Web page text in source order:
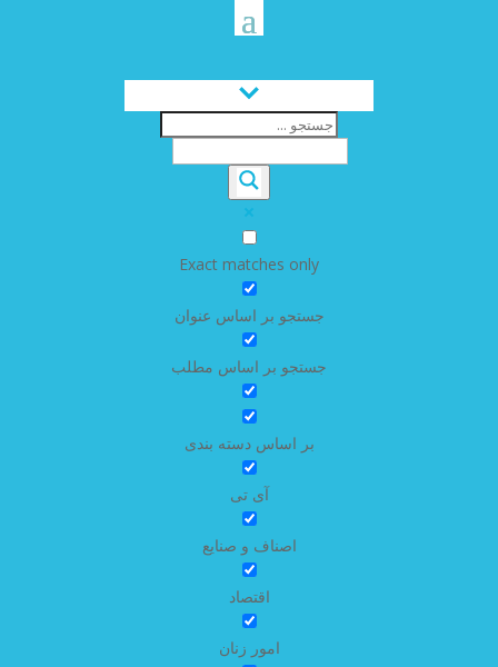
Exact matches only
جستجو بر اساس عنوان
جستجو بر اساس مطلب
بر اساس دسته بندی
آی تی
اصناف و صنایع
اقتصاد
امور زنان